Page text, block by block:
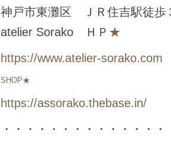
神戸市東灘区 ＪＲ住吉駅徒歩
atelier Sorako ＨＰ ★
https://www.atelier-sorako.com
SHOP★
https://assorako.thebase.in/
・・・・・・・・・・・・・・